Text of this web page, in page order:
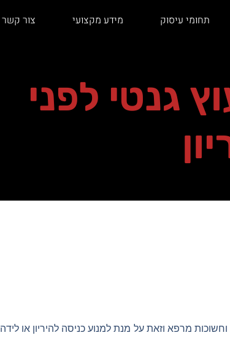
תחומי עיסוק מידע מקצועי צור קשר
גנטי לפני
מרפא וזאת על מנת למנוע כניסה להיריון או לידה